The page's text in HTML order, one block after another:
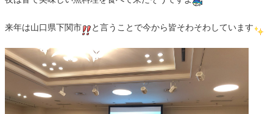
来年は山口県下関市 と言うことで今から皆そわそわしています